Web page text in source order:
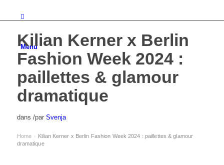
Menu
Kilian Kerner x Berlin
Fashion Week 2024 :
paillettes & glamour
dramatique
dans /par Svenja
Home › Kilian Kerner x Berlin Fashion Week 2024 : paillettes & glamour
dramatique